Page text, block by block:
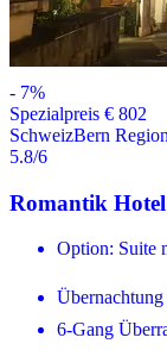
- 7%
Spezialpreis € 802
SchweizBern Region
5.8/6
Romantik
Option: Suite
6-Gang